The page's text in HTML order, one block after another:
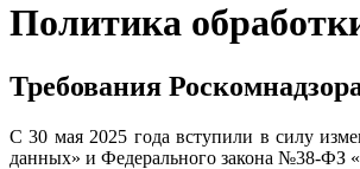
Политика
Требования
С 30 мая 2025 года вступили в силу
данных» и Федерального закона №38-ФЗ